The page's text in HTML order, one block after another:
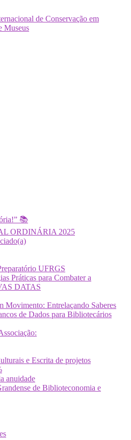
de Conservação em
Museus
📚
ORDINÁRIA 2025
UFRGS
Práticas para Combater a
DATAS
Movimento: Entrelaçando Saberes
de Dados para Bibliotecários
e Escrita de projetos
anuidade
de Biblioteconomia e